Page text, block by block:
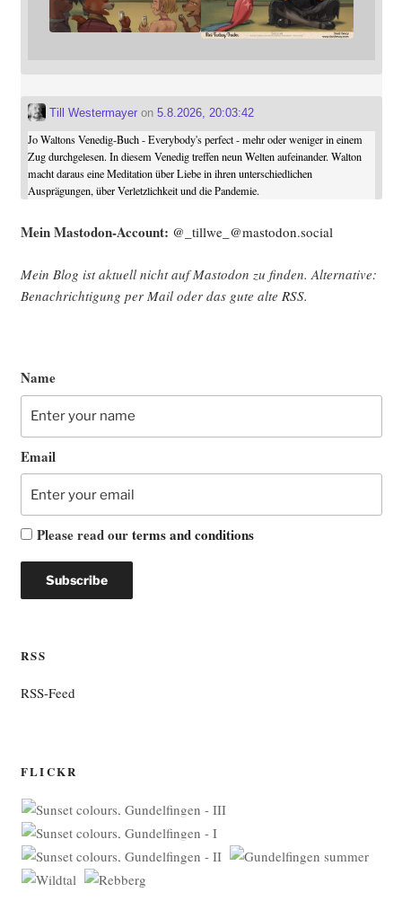
Till Westermayeron 5.8.2026, 20:03:42
Jo Waltons Venedig-Buch - Everybody's perfect - mehr oder weniger in einem
Zug durchgelesen. In diesem Venedig treffen neun Welten aufeinander. Walton
macht daraus eine Meditation über Liebe in ihren unterschiedlichen
Ausprägungen, über Verletzlichkeit und die Pandemie.
Mein Mast­o­don-Account: @_tillwe_@mastodon.social
Mein Blog ist aktu­ell nicht auf Mast­o­don zu fin­den. Alter­na­ti­ve:
Benach­rich­ti­gung per Mail oder das gute alte RSS.
Name
Email
Please read ourterms and conditions
RSS
RSS-Feed
FLICKR